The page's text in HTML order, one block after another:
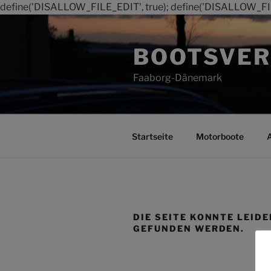
define('DISALLOW_FILE_EDIT', true);
Faaborg-Dänemark
Startseite Motorboote
DIE SEITE KONNTE
GEFUNDEN WERDEN.